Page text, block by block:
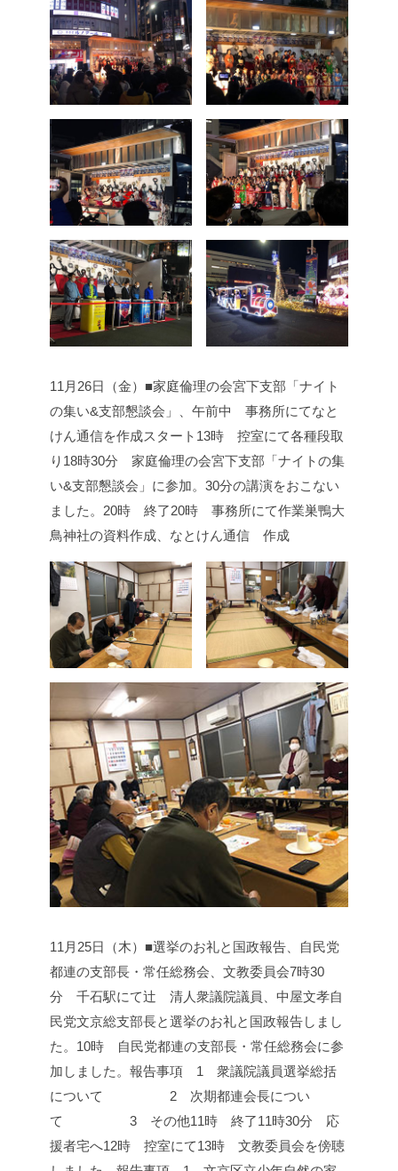
11月26日（金）■家庭倫理の会宮下支部「ナイト
の集い&支部懇談会」、 午前中 事務所にてなと
けん通信を作成スタート 13時 控室にて各種段取
り 18時30分 家庭倫理の会宮下支部「ナイトの集
い&支部懇談会」に参加。 30分の講演をおこない
ました。 20時 終了20時 事務所にて作業巣鴨大
鳥神社の資料作成、なとけん通信 作成
11月25日（木）■選挙のお礼と国政報告、自民党
都連の支部長・常任総務会、文教委員会7時30
分 千石駅にて辻 清人衆議院議員、中屋文孝自
民党文京総支部長と選挙のお礼と国政報告しまし
た。 10時 自民党都連の支部長・常任総務会に参
加しました。 報告事項 1 衆議院議員選挙総括
について
2 次期都連会長につい
て
3 その他11時 終了11時30分 応
援者宅へ12時 控室にて13時 文教委員会を傍聴